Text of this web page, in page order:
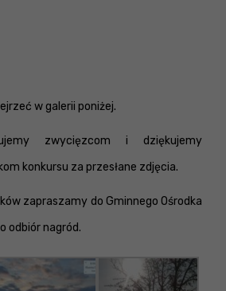
w galerii poniżej.
zwycięzcom i dziękujemy
konkursu za przesłane zdjęcia.
zapraszamy do Gminnego Ośrodka
odbiór nagród.